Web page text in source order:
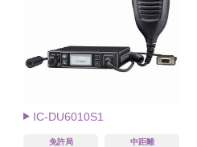
IC-DU6010S1
免許局 中距離